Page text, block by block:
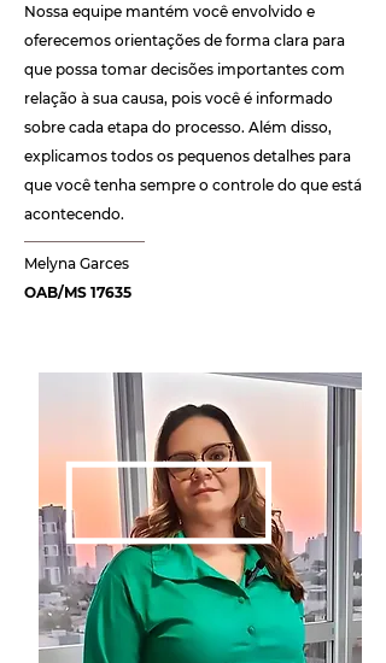
Nossa equipe mantém você envolvido e
oferecemos orientações de forma clara para
que possa tomar decisões importantes com
relação à sua causa, pois você é informado
sobre cada etapa do processo. Além disso,
explicamos todos os pequenos detalhes para
que você tenha sempre o controle do que está
acontecendo.
Melyna Garces
OAB/MS 17635